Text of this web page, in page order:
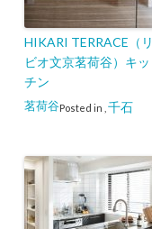
HIKARI TERRACE（リ
ビオ文京茗荷谷）キッ
チン
Posted in
茗荷谷 千石